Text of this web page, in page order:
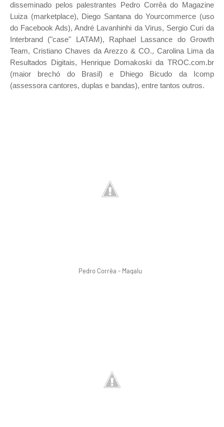
disseminado pelos palestrantes Pedro Corrêa do Magazine
Luiza (marketplace), Diego Santana do Yourcommerce (uso
do Facebook Ads), André Lavanhinhi da Virus, Sergio Curi da
Interbrand ("case" LATAM), Raphael Lassance do Growth
Team, Cristiano Chaves da Arezzo & CO., Carolina Lima da
Resultados Digitais, Henrique Domakoski da TROC.com.br
(maior brechó do Brasil) e Dhiego Bicudo da Icomp
(assessora cantores, duplas e bandas), entre tantos outros.
Pedro Corrêa - Magalu